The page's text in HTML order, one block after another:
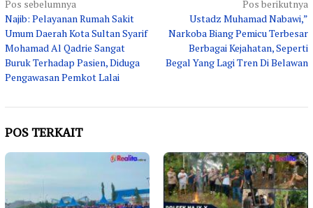
Navigasi
pos
Pos sebelumnya
Najib: Pelayanan Rumah Sakit
Umum Daerah Kota Sultan Syarif
Mohamad Al Qadrie Sangat
Buruk Terhadap Pasien, Diduga
Pengawasan Pemkot Lalai
Pos berikutnya
Ustadz Muhamad Nabawi,”
Narkoba Biang Pemicu Terbesar
Berbagai Kejahatan, Seperti
Begal Yang Lagi Tren Di Belawan
POS TERKAIT